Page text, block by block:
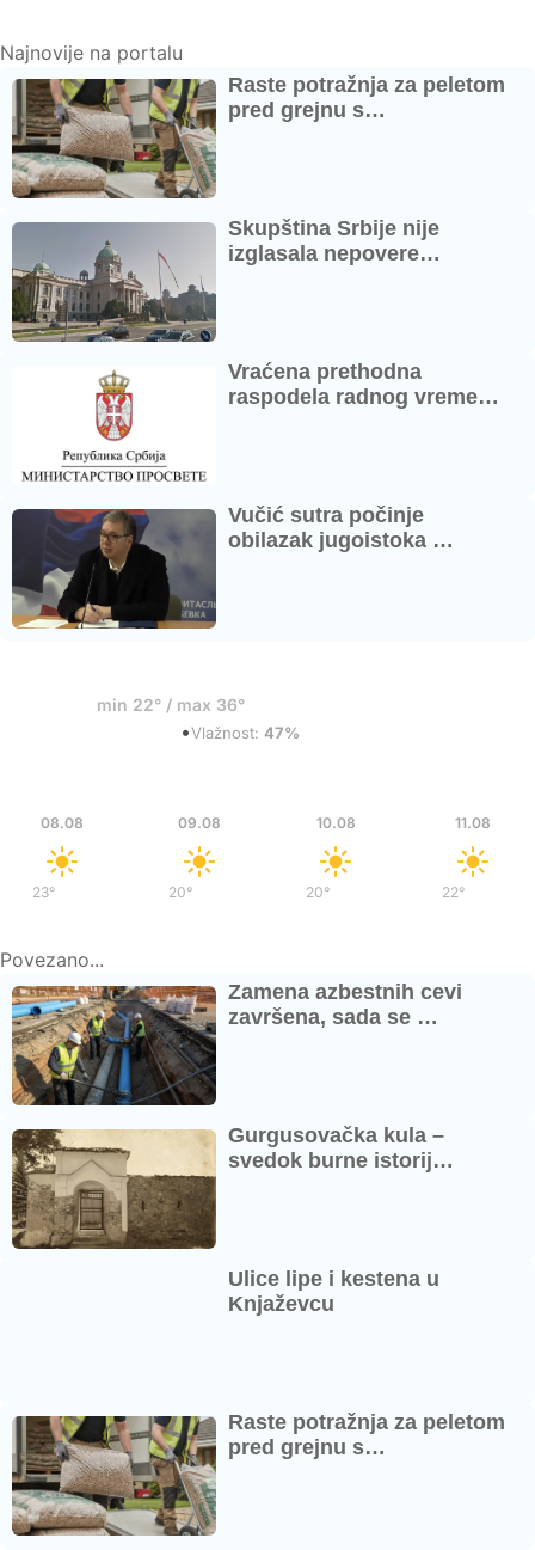
Najnovije na portalu
Raste potražnja za peletom
pred grejnu s…
Skupština Srbije nije
izglasala nepovere…
Vraćena prethodna
raspodela radnog vreme…
Vučić sutra počinje
obilazak jugoistoka …
min 22° / max 36°
•Vlažnost: 47%
08.08
23°
09.08
20°/
10.08
20°/
11.08
22°
Povezano...
Zamena azbestnih cevi
završena, sada se …
Gurgusovačka kula –
svedok burne istorij…
Ulice lipe i kestena u
Knjaževcu
Raste potražnja za peletom
pred grejnu s…